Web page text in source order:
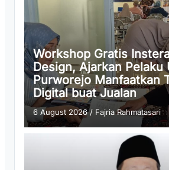
Workshop Gratis
Design, Ajarkan Pelaku
Purworejo Manfaatkan
Digital buat Jualan
6 August 2026/ Fajria Rahmatasari